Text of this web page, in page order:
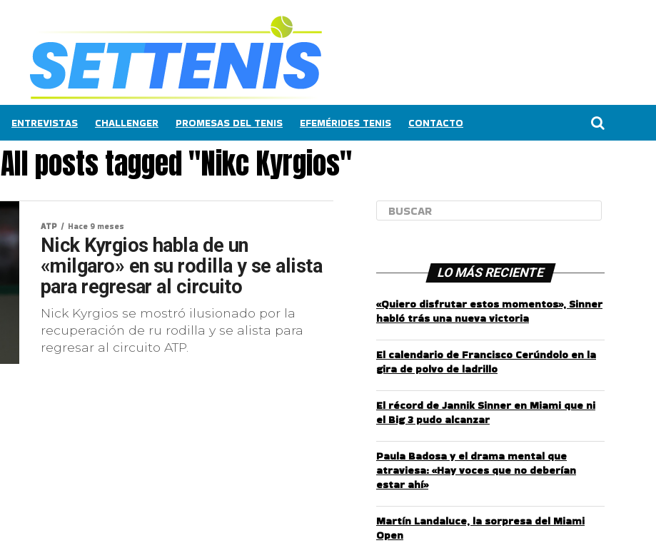
ENTREVISTAS CHALLENGER PROMESAS DEL TENIS EFEMÉRIDES TENIS CONTACTO
All posts tagged "Nikc Kyrgios"
ATP Hace 9 meses
Nick Kyrgios habla de un
«milgaro» en su rodilla y se alista
para regresar al circuito
Nick Kyrgios se mostró ilusionado por la
recuperación de ru rodilla y se alista para
regresar al circuito ATP.
LO MÁS RECIENTE
«Quiero disfrutar estos momentos», Sinner
habló trás una nueva victoria
El calendario de Francisco Cerúndolo en la
gira de polvo de ladrillo
El récord de Jannik Sinner en Miami que ni
el Big 3 pudo alcanzar
Paula Badosa y el drama mental que
atraviesa: «Hay voces que no deberían
estar ahí»
Martín Landaluce, la sorpresa del Miami
Open